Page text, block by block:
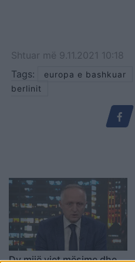
Shtuar më 9.11.2021 10:18
Tags:
europa e bashkuar
berlinit
Dy mijë vjet mësime dhe